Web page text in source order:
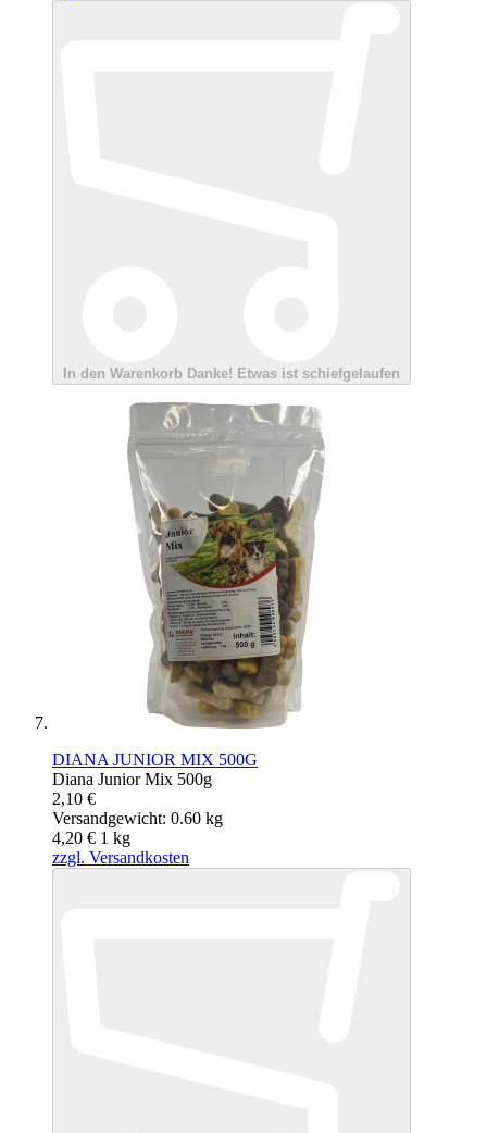
In den Warenkorb Danke! Etwas ist schiefgelaufen
DIANA JUNIOR MIX 500G
Diana Junior Mix 500g
2,10 €
Versandgewicht: 0.60 kg
4,20 € 1 kg
zzgl. Versandkosten